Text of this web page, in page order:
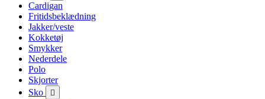
Cardigan
Fritidsbeklædning
Jakker/veste
Kokketøj
Smykker
Nederdele
Polo
Skjorter
Sko
